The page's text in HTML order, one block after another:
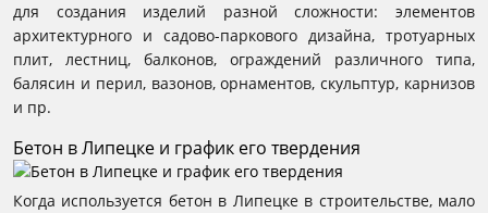
для создания изделий разной сложности: элементов
архитектурного и садово-паркового дизайна, тротуарных
плит, лестниц, балконов, ограждений различного типа,
балясин и перил, вазонов, орнаментов, скульптур, карнизов
и пр.
Бетон в Липецке и график его твердения
Когда используется бетон в Липецке в строительстве, мало